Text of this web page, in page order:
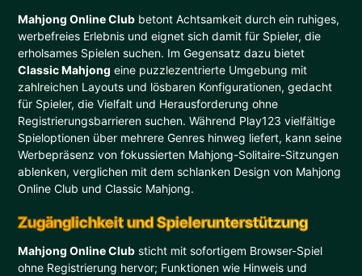
Mahjong Online Club betont Achtsamkeit durch ein ruhiges,
werbefreies Erlebnis und eignet sich damit für Spieler, die
erholsames Spielen suchen. Im Gegensatz dazu bietet
Classic Mahjong eine puzzlezentrierte Umgebung mit
zahlreichen Layouts und lösbaren Konfigurationen, gedacht
für Spieler, die Vielfalt und Herausforderung ohne
Registrierungsbarrieren suchen. Während Play123 vielfältige
Spieloptionen über mehrere Genres hinweg liefert, kann seine
Werbepräsenz von fokussierten Mahjong-Solitaire-Sitzungen
ablenken, verglichen mit dem schlanken Design von Mahjong
Online Club und Classic Mahjong.
Zugänglichkeit und Spielerunterstützung
Mahjong Online Club sticht mit sofortigem Browser-Spiel
ohne Registrierung hervor; Funktionen wie Hinweis und